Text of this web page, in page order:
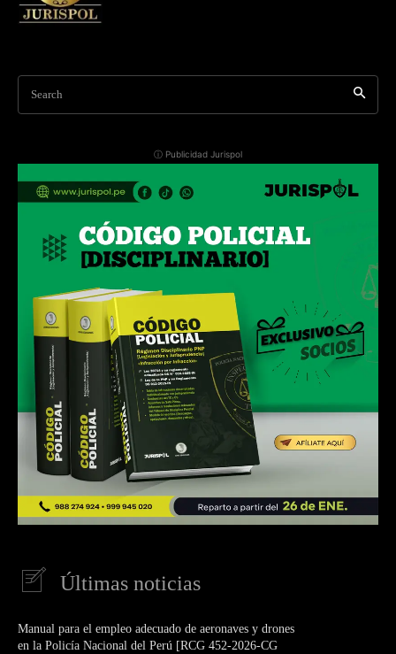
Search
ⓘ Publicidad Jurispol
Últimas noticias
Manual para el empleo adecuado de aeronaves y drones
en la Policía Nacional del Perú [RCG 452-2026-CG